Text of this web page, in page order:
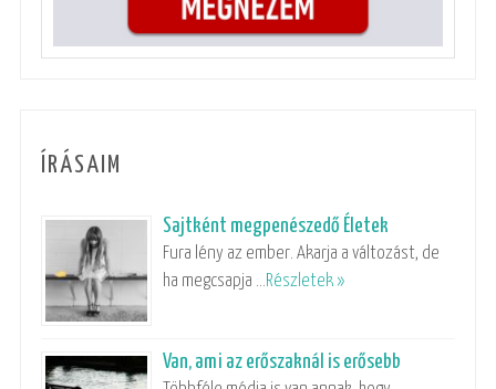
ÍRÁSAIM
Sajtként megpenészedő Életek
Fura lény az ember. Akarja a változást, de
ha megcsapja …Részletek »
Van, ami az erőszaknál is erősebb